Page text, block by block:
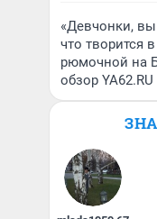
«Девчонки,
что творится
рюмочной на
обзор YA62.RU